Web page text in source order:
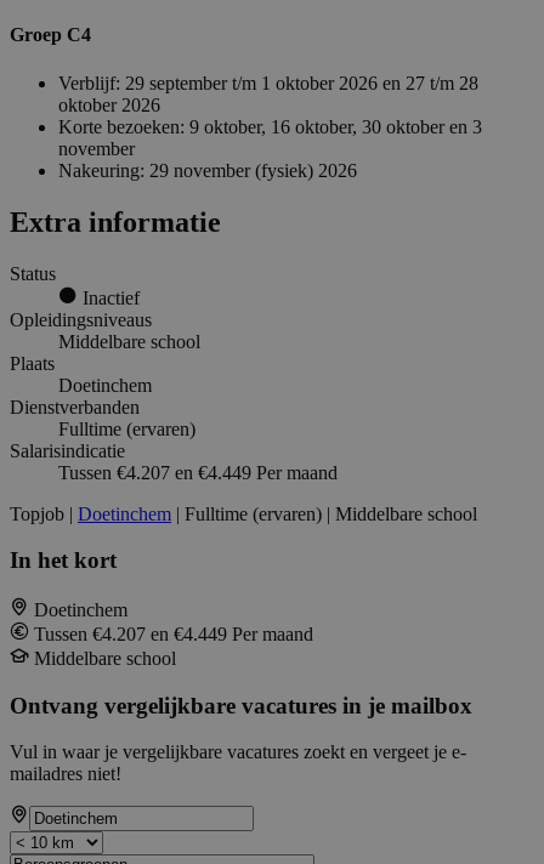
Groep C4
Verblijf: 29 september t/m 1 oktober 2026 en 27 t/m 28
oktober 2026
Korte bezoeken: 9 oktober, 16 oktober, 30 oktober en 3
november
Nakeuring: 29 november (fysiek) 2026
Extra informatie
Status
Inactief
Opleidingsniveaus
Middelbare school
Plaats
Doetinchem
Dienstverbanden
Fulltime (ervaren)
Salarisindicatie
Tussen €4.207 en €4.449 Per maand
Topjob | Doetinchem | Fulltime (ervaren) | Middelbare school
In het kort
Doetinchem
Tussen €4.207 en €4.449 Per maand
Middelbare school
Ontvang vergelijkbare vacatures in je mailbox
Vul in waar je vergelijkbare vacatures zoekt en vergeet je e-
mailadres niet!